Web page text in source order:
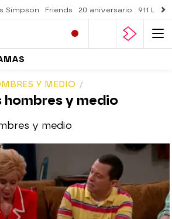
Simpson Friends 20 aniversario 911
Y MEDIO
hombres y medio
y medio